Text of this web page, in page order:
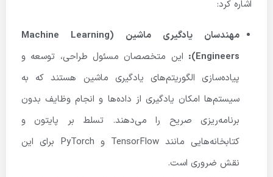
اشاره کرد:
مهندسان یادگیری ماشین (Machine Learning
Engineers):
این متخصصان مسئول طراحی، توسعه و
پیاده‌سازی الگوریتم‌های یادگیری ماشین هستند که به
سیستم‌ها امکان یادگیری از داده‌ها و انجام وظایف بدون
برنامه‌ریزی صریح را می‌دهند. تسلط بر پایتون و
کتابخانه‌هایی مانند TensorFlow و PyTorch برای این
نقش ضروری است.